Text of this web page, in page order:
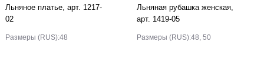
Льняное платье, арт. 1217-
02
Размеры (RUS):48
Льняная рубашка женская,
арт. 1419-05
Размеры (RUS):48, 50